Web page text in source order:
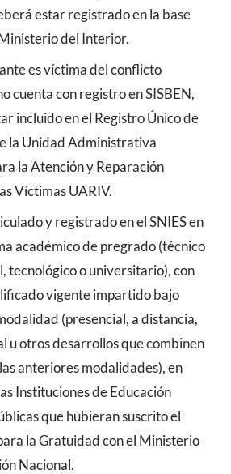
estar registrado en la base
del Interior.
es víctima del conflicto
cuenta con registro en SISBEN,
incluido en el Registro Único de
la Unidad Administrativa
la Atención y Reparación
Víctimas UARIV.
y registrado en el SNIES en
académico de pregrado (técnico
tecnológico o universitario), con
vigente impartido bajo
(presencial, a distancia,
u otros desarrollos que combinen
anteriores modalidades), en
Instituciones de Educación
que hubieran suscrito el
la Gratuidad con el Ministerio
Nacional.